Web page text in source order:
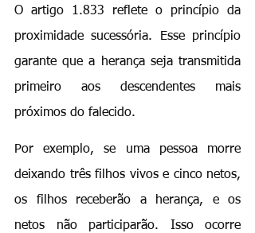
O artigo 1.833 reflete o princípio da
proximidade sucessória. Esse princípio
garante que a herança seja transmitida
primeiro aos descendentes mais
próximos do falecido.
Por exemplo, se uma pessoa morre
deixando três filhos vivos e cinco netos,
os filhos receberão a herança, e os
netos não participarão. Isso ocorre